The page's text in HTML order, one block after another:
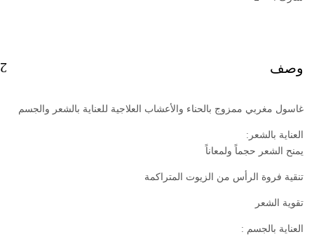
وصف
غاسول مغربي ممزوج بالحناء والأعشاب العلاجية للعناية بالشعر والجسم
العناية بالشعر:
يمنح الشعر حجماً ولمعاناً
تنقية فروة الرأس من الزيوت المتراكمة
تقوية الشعر
العناية بالجسم :